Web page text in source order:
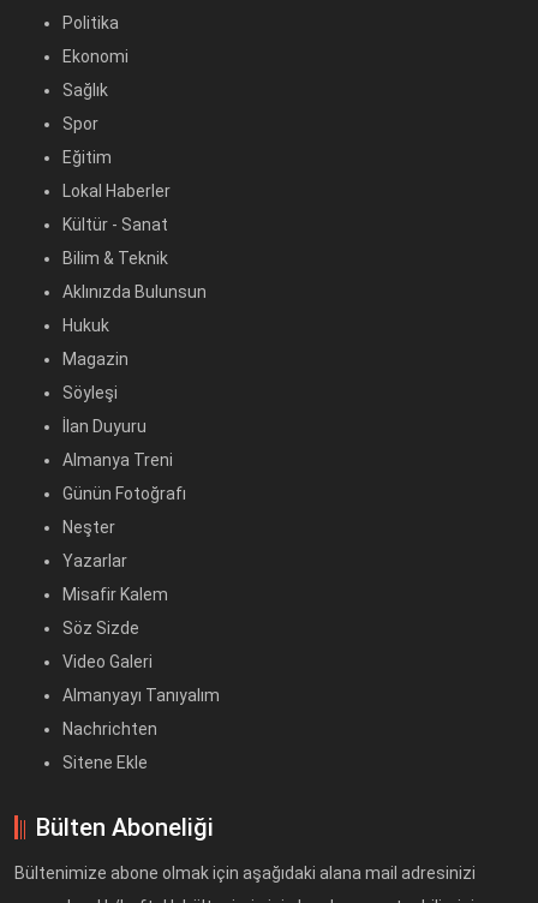
Politika
Ekonomi
Sağlık
Spor
Eğitim
Lokal Haberler
Kültür - Sanat
Bilim & Teknik
Aklınızda Bulunsun
Hukuk
Magazin
Söyleşi
İlan Duyuru
Almanya Treni
Günün Fotoğrafı
Neşter
Yazarlar
Misafir Kalem
Söz Sizde
Video Galeri
Almanyayı Tanıyalım
Nachrichten
Sitene Ekle
Bülten Aboneliği
Bültenimize abone olmak için aşağıdaki alana mail adresinizi